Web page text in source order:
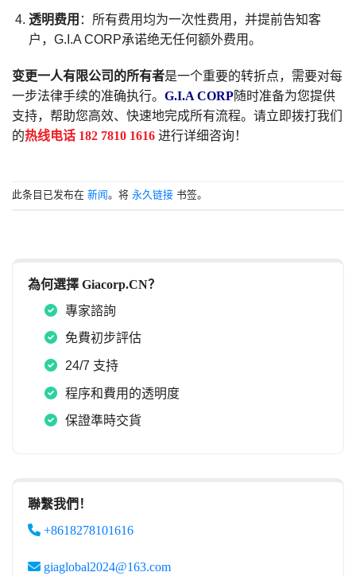
透明费用 ：所有费用均为一次性费用，并提前告知客
户，G.I.A CORP承诺绝无任何额外费用。
变更一人有限公司的所有者是一个重要的转折点，需要对每
一步法律手续的准确执行。 G.I.A CORP随时准备为您提供
支持，帮助您高效、快速地完成所有流程。请立即拨打我们
的热线电话 182 7810 1616 进行详细咨询！
此条目已发布在 新闻。将 永久链接 书签。
為何選擇 Giacorp.CN？
專家諮詢
免費初步評估
24/7 支持
程序和費用的透明度
保證準時交貨
聯繫我們！
+8618278101616
giaglobal2024@163.com